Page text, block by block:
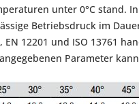
unter 0°C stand.
Betriebsdruck im
12201 und ISO 13761
Parameter